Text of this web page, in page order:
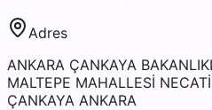
Adres
ANKARA ÇANKAYA
MALTEPE MAHALLESİ
ÇANKAYA ANKARA